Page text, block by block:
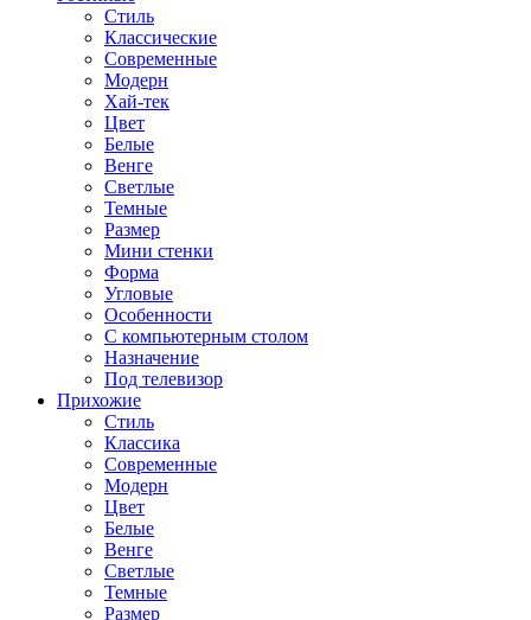
Стиль
Классические
Современные
Модерн
Хай-тек
Цвет
Белые
Венге
Светлые
Темные
Размер
Мини стенки
Форма
Угловые
Особенности
С компьютерным столом
Назначение
Под телевизор
Прихожие
Стиль
Классика
Современные
Модерн
Цвет
Белые
Венге
Светлые
Темные
Размер